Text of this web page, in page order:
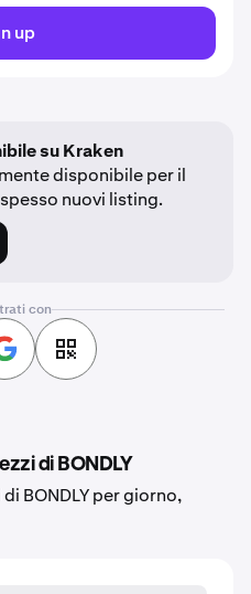
up
su Kraken
disponibile per il
nuovi listing.
con
di BONDLY
BONDLY per giorno,